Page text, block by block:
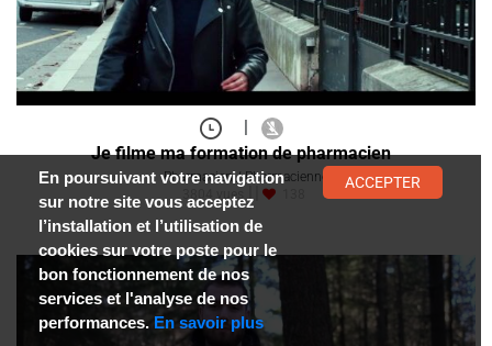
|
Je filme ma formation de pharmacien
Pharmacien / Pharmacienne
3804 vues
138
En poursuivant votre navigation
sur notre site vous acceptez
l’installation et l’utilisation de
cookies sur votre poste pour le
bon fonctionnement de nos
services et l'analyse de nos
performances. En savoir plus
ACCEPTER